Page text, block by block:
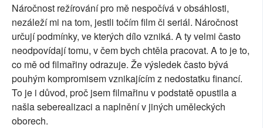
Náročnost režírování pro mě nespočívá v obsáhlosti,
nezáleží mi na tom, jestli točím film či seriál. Náročnost
určují podmínky, ve kterých dílo vzniká. A ty velmi často
neodpovídají tomu, v čem bych chtěla pracovat. A to je to,
co mě od filmařiny odrazuje. Že výsledek často bývá
pouhým kompromisem vznikajícím z nedostatku financí.
To je i důvod, proč jsem filmařinu v podstatě opustila a
našla seberealizaci a naplnění v jiných uměleckých
oborech.